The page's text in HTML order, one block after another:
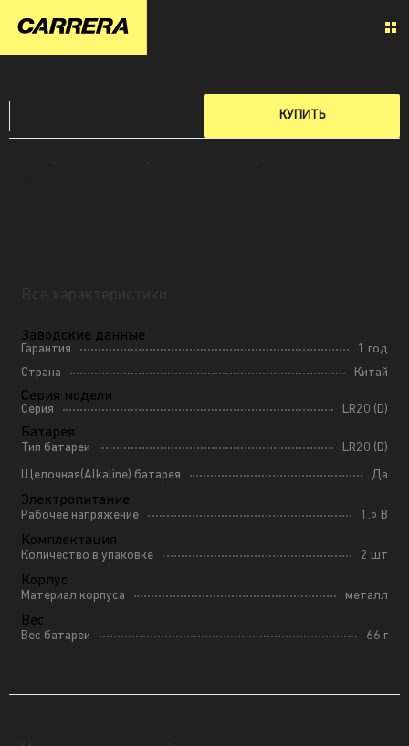
КУПИТЬ
Заводские данные
Гарантия
1 год
Страна
Китай
Серия модели
Серия LR20 (D)
Батарея
Тип батареи
LR20 (D)
Щелочная(Alkaline) батарея
Да
Электропитание
Рабочее напряжение 1.5 В
Комплектация
Количество в упаковке 2 шт
Корпус
Материал корпуса металл
Вес
Вес батареи 66 г